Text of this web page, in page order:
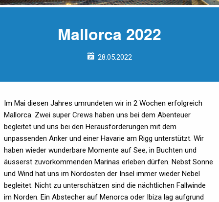
Mallorca 2022
28.05.2022
Im Mai diesen Jahres umrundeten wir in 2 Wochen erfolgreich
Mallorca. Zwei super Crews haben uns bei dem Abenteuer
begleitet und uns bei den Herausforderungen mit dem
unpassenden Anker und einer Havarie am Rigg unterstützt. Wir
haben wieder wunderbare Momente auf See, in Buchten und
äusserst zuvorkommenden Marinas erleben dürfen. Nebst Sonne
und Wind hat uns im Nordosten der Insel immer wieder Nebel
begleitet. Nicht zu unterschätzen sind die nächtlichen Fallwinde
im Norden. Ein Abstecher auf Menorca oder Ibiza lag aufgrund